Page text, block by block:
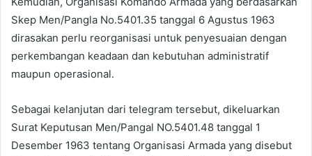
Skep Men/Pangla No.5401.35 tanggal 6 Agustus 1963
dirasakan perlu reorganisasi untuk penyesuaian dengan
perkembangan keadaan dan kebutuhan administratif
maupun operasional.
Sebagai kelanjutan dari telegram tersebut, dikeluarkan
Surat Keputusan Men/Pangal NO.5401.48 tanggal 1
Desember 1963 tentang Organisasi Armada yang disebut